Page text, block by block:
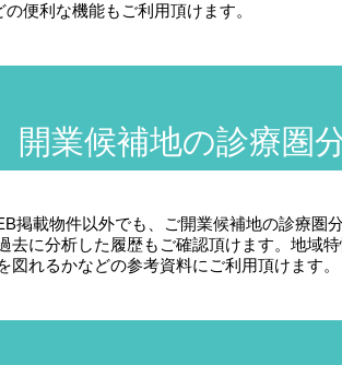
便利な機能もご利用頂けます。
開業候補地の診療圏
掲載物件以外でも、ご開業候補地の診療圏
去に分析した履歴もご確認頂けます。地域特
図れるかなどの参考資料にご利用頂けます。